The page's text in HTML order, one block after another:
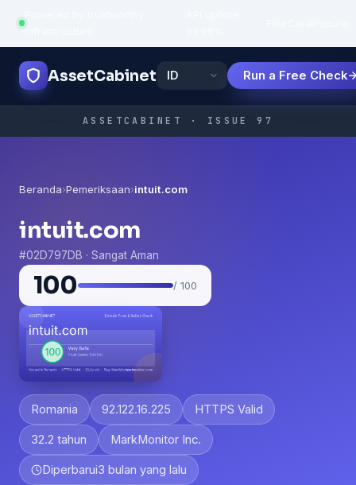
infrastructure
AssetCabinet Run a Free Check
ASSETCABINET · ISSUE 97
Beranda›Pemeriksaan›intuit.com
intuit.com
#02D797DB · Sangat Aman
100 / 100
Romania 92.122.16.225 HTTPS Valid
32.2 tahun MarkMonitor Inc.
Diperbarui3 bulan yang lalu